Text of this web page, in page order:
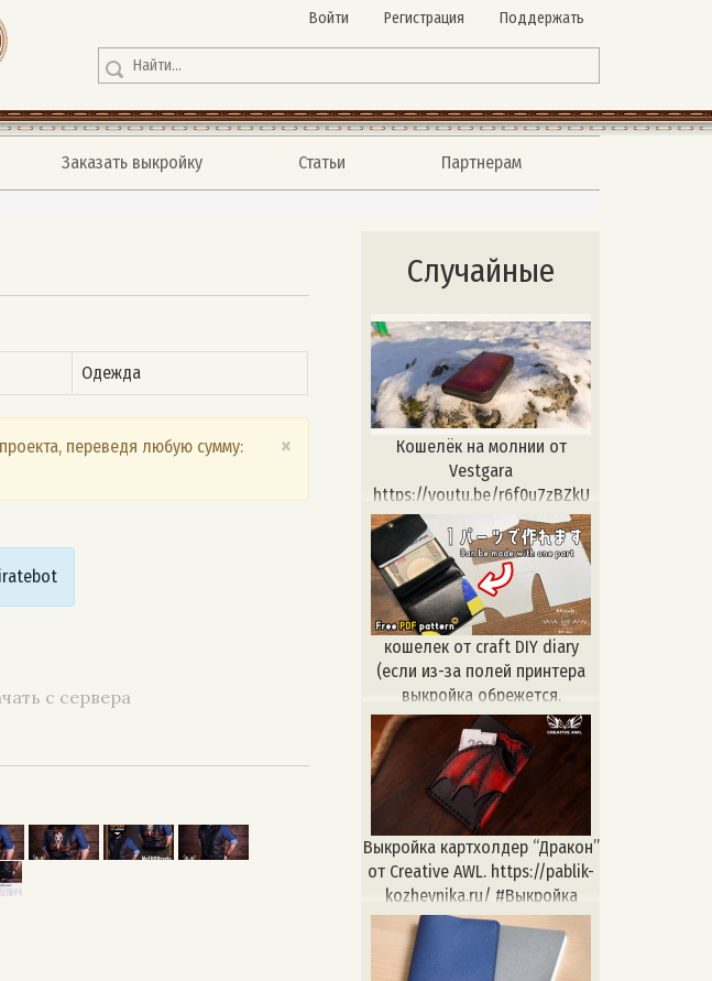
Войти Регистрация Поддержать
Заказать выкройку Статьи
Партнерам
Одежда
×
переведя любую сумму:
с сервера
Случайные
Кошелёк на молнии от
Vestgara
https://youtu.be/r6f0u7zBZkU
кошелек от craft DIY diary
(если из-за полей принтера
выкройка обрежется,
дорисуйте вручную по
размерам)
https://www.youtube.com/watch?
v=iocEISSRxH0
Выкройка картхолдер “Дракон”
от Creative AWL. https://pablik-
kozhevnika.ru/ #Выкройка
#выкройкикожевника
#выкройкаизкожи
#натуральнаякожа